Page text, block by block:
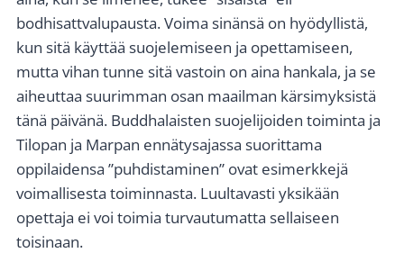
bodhisattvalupausta. Voima sinänsä on hyödyllistä,
kun sitä käyttää suojelemiseen ja opettamiseen,
mutta vihan tunne sitä vastoin on aina hankala, ja se
aiheuttaa suurimman osan maailman kärsimyksistä
tänä päivänä. Buddhalaisten suojelijoiden toiminta ja
Tilopan ja Marpan ennätysajassa suorittama
oppilaidensa ”puhdistaminen” ovat esimerkkejä
voimallisesta toiminnasta. Luultavasti yksikään
opettaja ei voi toimia turvautumatta sellaiseen
toisinaan.